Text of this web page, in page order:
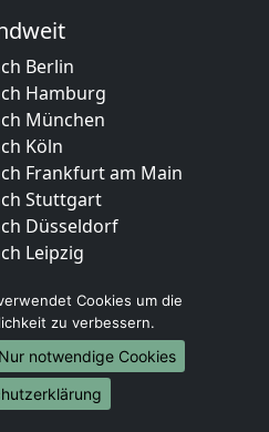
Berlin
Hamburg
München
Köln
Frankfurt am Main
Stuttgart
Düsseldorf
Leipzig
Essen
Bremen
Dresden
Hannover
Nürnberg
Cookies um die
zu verbessern.
Nur notwendige Cookies